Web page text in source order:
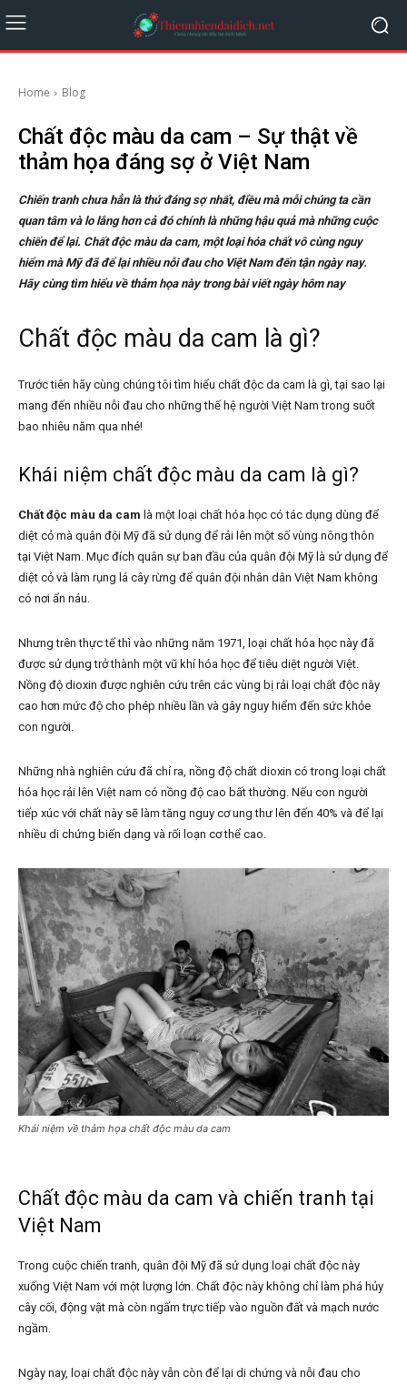
Home Blog
Chất độc màu da cam – Sự thật về
thảm họa đáng sợ ở Việt Nam
Chiến tranh chưa hẳn là thứ đáng sợ nhất, điều mà mỗi chúng ta cần
quan tâm và lo lắng hơn cả đó chính là những hậu quả mà những cuộc
chiến để lại. Chất độc màu da cam, một loại hóa chất vô cùng nguy
hiểm mà Mỹ đã để lại nhiều nỗi đau cho Việt Nam đến tận ngày nay.
Hãy cùng tìm hiểu về thảm họa này trong bài viết ngày hôm nay
Chất độc màu da cam là gì?
Trước tiên hãy cùng chúng tôi tìm hiểu chất độc da cam là gì, tại sao lại
mang đến nhiều nỗi đau cho những thế hệ người Việt Nam trong suốt
bao nhiêu năm qua nhé!
Khái niệm chất độc màu da cam là gì?
Chất độc màu da cam là một loại chất hóa học có tác dụng dùng để
diệt cỏ mà quân đội Mỹ đã sử dụng để rải lên một số vùng nông thôn
tại Việt Nam. Mục đích quân sự ban đầu của quân đội Mỹ là sử dụng để
diệt cỏ và làm rụng lá cây rừng để quân đội nhân dân Việt Nam không
có nơi ẩn náu.
Nhưng trên thực tế thì vào những năm 1971, loại chất hóa học này đã
được sử dụng trở thành một vũ khí hóa học để tiêu diệt người Việt.
Nồng độ dioxin được nghiên cứu trên các vùng bị rải loại chất độc này
cao hơn mức độ cho phép nhiều lần và gây nguy hiểm đến sức khỏe
con người.
Những nhà nghiên cứu đã chỉ ra, nồng độ chất dioxin có trong loại chất
hóa học rải lên Việt nam có nồng độ cao bất thường. Nếu con người
tiếp xúc với chất này sẽ làm tăng nguy cơ ung thư lên đến 40% và để lại
nhiều di chứng biến dạng và rối loạn cơ thể cao.
Khái niệm về thảm họa chất độc màu da cam
Chất độc màu da cam và chiến tranh tại
Việt Nam
Trong cuộc chiến tranh, quân đội Mỹ đã sử dụng loại chất độc này
xuống Việt Nam với một lượng lớn. Chất độc này không chỉ làm phá hủy
cây cối, động vật mà còn ngấm trực tiếp vào nguồn đất và mạch nước
ngầm.
Ngày nay, loại chất độc này vẫn còn để lại di chứng và nỗi đau cho